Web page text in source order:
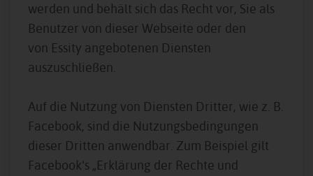
werden und behält sich das Recht vor, Sie als
Benutzer von dieser Webseite oder den
von Essity angebotenen Diensten
auszuschließen.
Auf die Nutzung von Diensten Dritter, wie z. B.
Facebook, sind die Nutzungsbedingungen
dieser Dritten anwendbar. Zum Beispiel gilt
Facebook‘s „Erklärung der Rechte und